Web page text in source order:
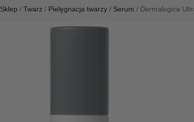
Sklep /Twarz / Pielęgnacja twarzy / Serum / Dermalogica